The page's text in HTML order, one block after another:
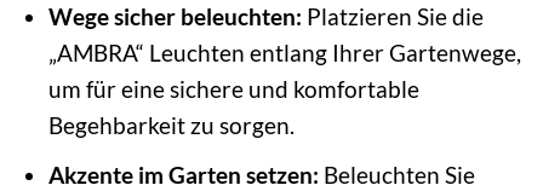
Wege sicher beleuchten: Platzieren Sie die
„AMBRA“ Leuchten entlang Ihrer Gartenwege,
um für eine sichere und komfortable
Begehbarkeit zu sorgen.
Akzente im Garten setzen: Beleuchten Sie